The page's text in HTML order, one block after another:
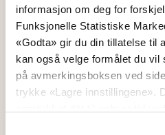
informasjon om deg for
Funksjonelle Statistiske
«Godta» gir du din tillatelse til
kan også velge formålet du
på avmerkingsboksen ved
trykke «Lagre innstillingene».